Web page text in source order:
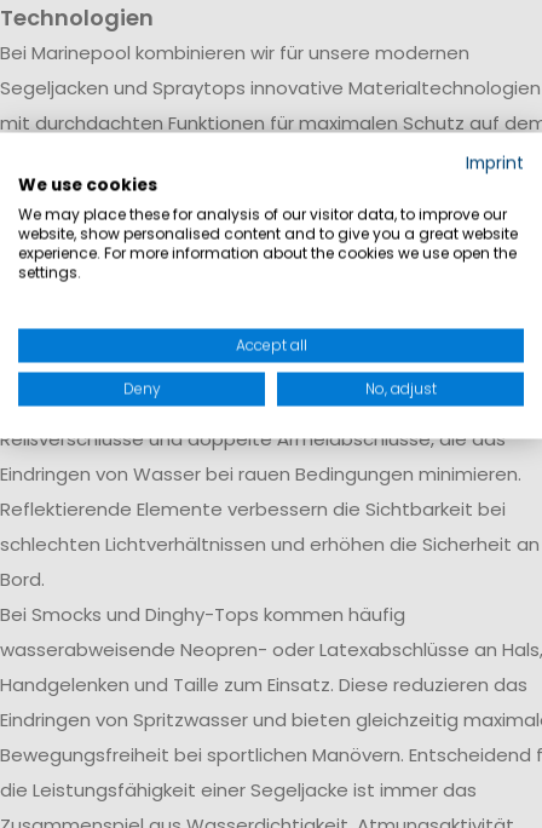
Technologien
Bei Marinepool kombinieren wir für unsere modernen
Segeljacken und Spraytops innovative Materialtechnologien
mit durchdachten Funktionen für maximalen Schutz auf
Wasser. Wasserdichte und atmungsaktive Membranen
Regen und Gischt zuverlässig draußen, während
Körperfeuchtigkeit aktiv nach außen transportiert wird.
Verschweißte Nähte verhindern das Eindringen von Wasser
Bekleidung.
Je nach Einsatzbereich verfügen Segeljacken zusätzlich
hohe Sturmkragen, verstellbare Kapuzen, wasserdichte
Reißverschlüsse und doppelte Ärmelabschlüsse, die das
Eindringen von Wasser bei rauen Bedingungen minimieren.
Reflektierende Elemente verbessern die Sichtbarkeit bei
schlechten Lichtverhältnissen und erhöhen die Sicherheit an
Bord.
Bei Smocks und Dinghy-Tops kommen häufig
wasserabweisende Neopren- oder Latexabschlüsse an Hals,
Handgelenken und Taille zum Einsatz. Diese reduzieren das
Eindringen von Spritzwasser und bieten gleichzeitig
Bewegungsfreiheit bei sportlichen Manövern. Entscheidend
die Leistungsfähigkeit einer Segeljacke ist immer das
Imprint
We use cookies
We may place these for analysis of our visitor data, to improve our
website, show personalised content and to give you a great website
experience. For more information about the cookies we use open the
settings.
Accept all
Deny No, adjust